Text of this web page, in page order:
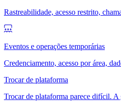
Rastreabilidade, acesso restrito,
Eventos e operações temporárias
Credenciamento, acesso por área,
Trocar de plataforma
Trocar de plataforma parece difícil. A